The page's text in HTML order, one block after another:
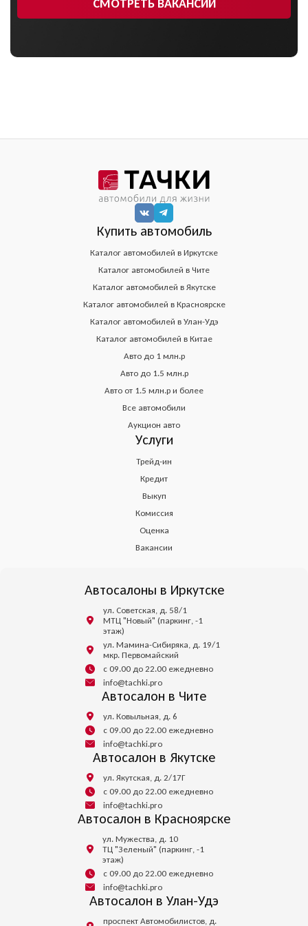
СМОТРЕТЬ ВАКАНСИИ
Купить автомобиль
Каталог автомобилей в Иркутске
Каталог автомобилей в Чите
Каталог автомобилей в Якутске
Каталог автомобилей в Красноярске
Каталог автомобилей в Улан-Удэ
Каталог автомобилей в Китае
Авто до 1 млн.р
Авто до 1.5 млн.р
Авто от 1.5 млн.р и более
Все автомобили
Аукцион авто
Услуги
Трейд-ин
Кредит
Выкуп
Комиссия
Оценка
Вакансии
Автосалоны в Иркутске
ул. Советская, д. 58/1
МТЦ "Новый" (паркинг, -1
этаж)
ул. Мамина-Сибиряка, д. 19/1
мкр. Первомайский
с 09.00 до 22.00 ежедневно
info@tachki.pro
Автосалон в Чите
ул. Ковыльная, д. 6
с 09.00 до 22.00 ежедневно
info@tachki.pro
Автосалон в Якутске
ул. Якутская, д. 2/17Г
с 09.00 до 22.00 ежедневно
info@tachki.pro
Автосалон в Красноярске
ул. Мужества, д. 10
ТЦ "Зеленый" (паркинг, -1
этаж)
с 09.00 до 22.00 ежедневно
info@tachki.pro
Автосалон в Улан-Удэ
проспект Автомобилистов, д.